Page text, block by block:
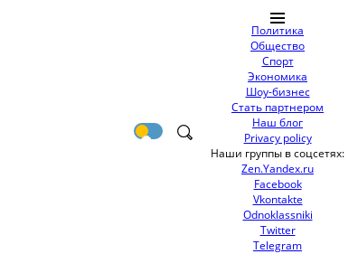
Политика
Общество
Спорт
Экономика
Шоу-бизнес
Стать партнером
Наш блог
Privacy policy
Наши группы в соцсетях:
Zen.Yandex.ru
Facebook
Vkontakte
Odnoklassniki
Twitter
Telegram